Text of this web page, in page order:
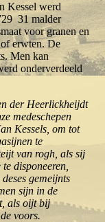
Kessel werd
31 malder
voor granen en
erwten. De
Men kan
onderverdeeld
der Heerlickheijdt
medeschepen
Kessels, om tot
te
van rogh, als sij
disponeeren,
gemeijnts
sijn in de
als oijt bij
voors.